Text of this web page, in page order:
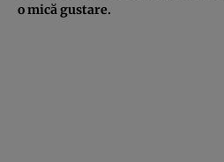
o mică gustare.